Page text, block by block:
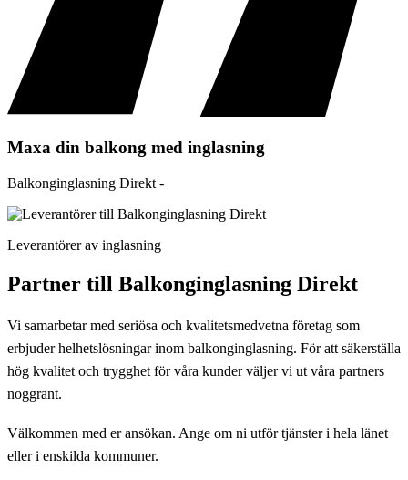
Maxa din balkong med inglasning
Balkonginglasning Direkt -
Leverantörer av inglasning
Partner till Balkonginglasning Direkt
Vi samarbetar med seriösa och kvalitetsmedvetna företag som
erbjuder helhetslösningar inom balkonginglasning. För att säkerställa
hög kvalitet och trygghet för våra kunder väljer vi ut våra partners
noggrant.
Välkommen med er ansökan. Ange om ni utför tjänster i hela länet
eller i enskilda kommuner.